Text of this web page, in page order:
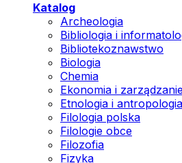
Katalog
Archeologia
Bibliologia i
Bibliotekoznawstwo
Biologia
Chemia
Ekonomia i
Etnologia i
Filologia polska
Filologie obce
Filozofia
Fizyka